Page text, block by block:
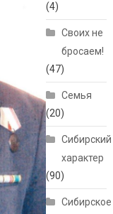
(4)
Своих не
бросаем!
(47)
Семья
(20)
Сибирский
характер
(90)
Сибирское